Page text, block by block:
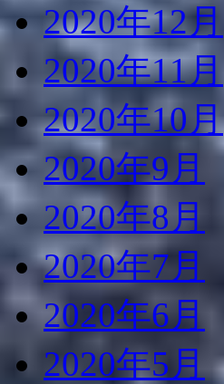
2020年12月
2020年11月
2020年10月
2020年9月
2020年8月
2020年7月
2020年6月
2020年5月